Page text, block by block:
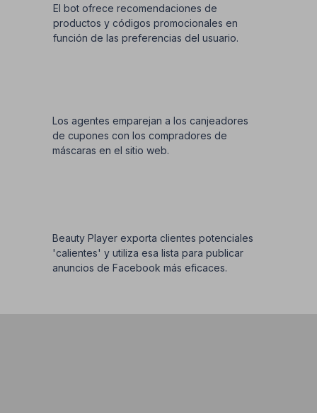
El bot ofrece recomendaciones de
productos y códigos promocionales en
función de las preferencias del usuario.
Los agentes emparejan a los canjeadores
de cupones con los compradores de
máscaras en el sitio web.
Beauty Player exporta clientes potenciales
'calientes' y utiliza esa lista para publicar
anuncios de Facebook más eficaces.